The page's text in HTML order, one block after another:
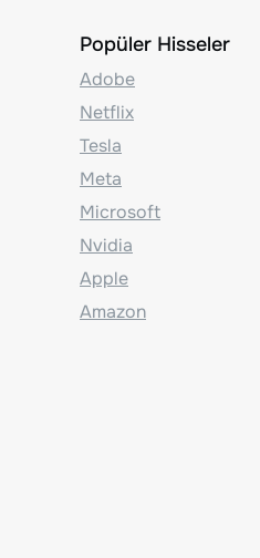
Popüler Hisseler
Adobe
Netflix
Tesla
Meta
Microsoft
Nvidia
Apple
Amazon